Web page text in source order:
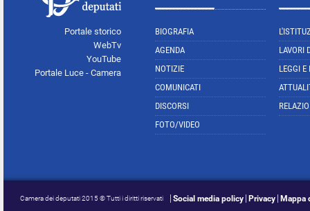
Portale storico
WebTv
YouTube
Portale Luce - Camera
BIOGRAFIA
AGENDA
NOTIZIE
COMUNICATI
DISCORSI
FOTO/VIDEO
LAVORI
LEGGI E
Camera dei deputati 2015 © Tutti i diritti riservati Social media policy Privacy Mappa